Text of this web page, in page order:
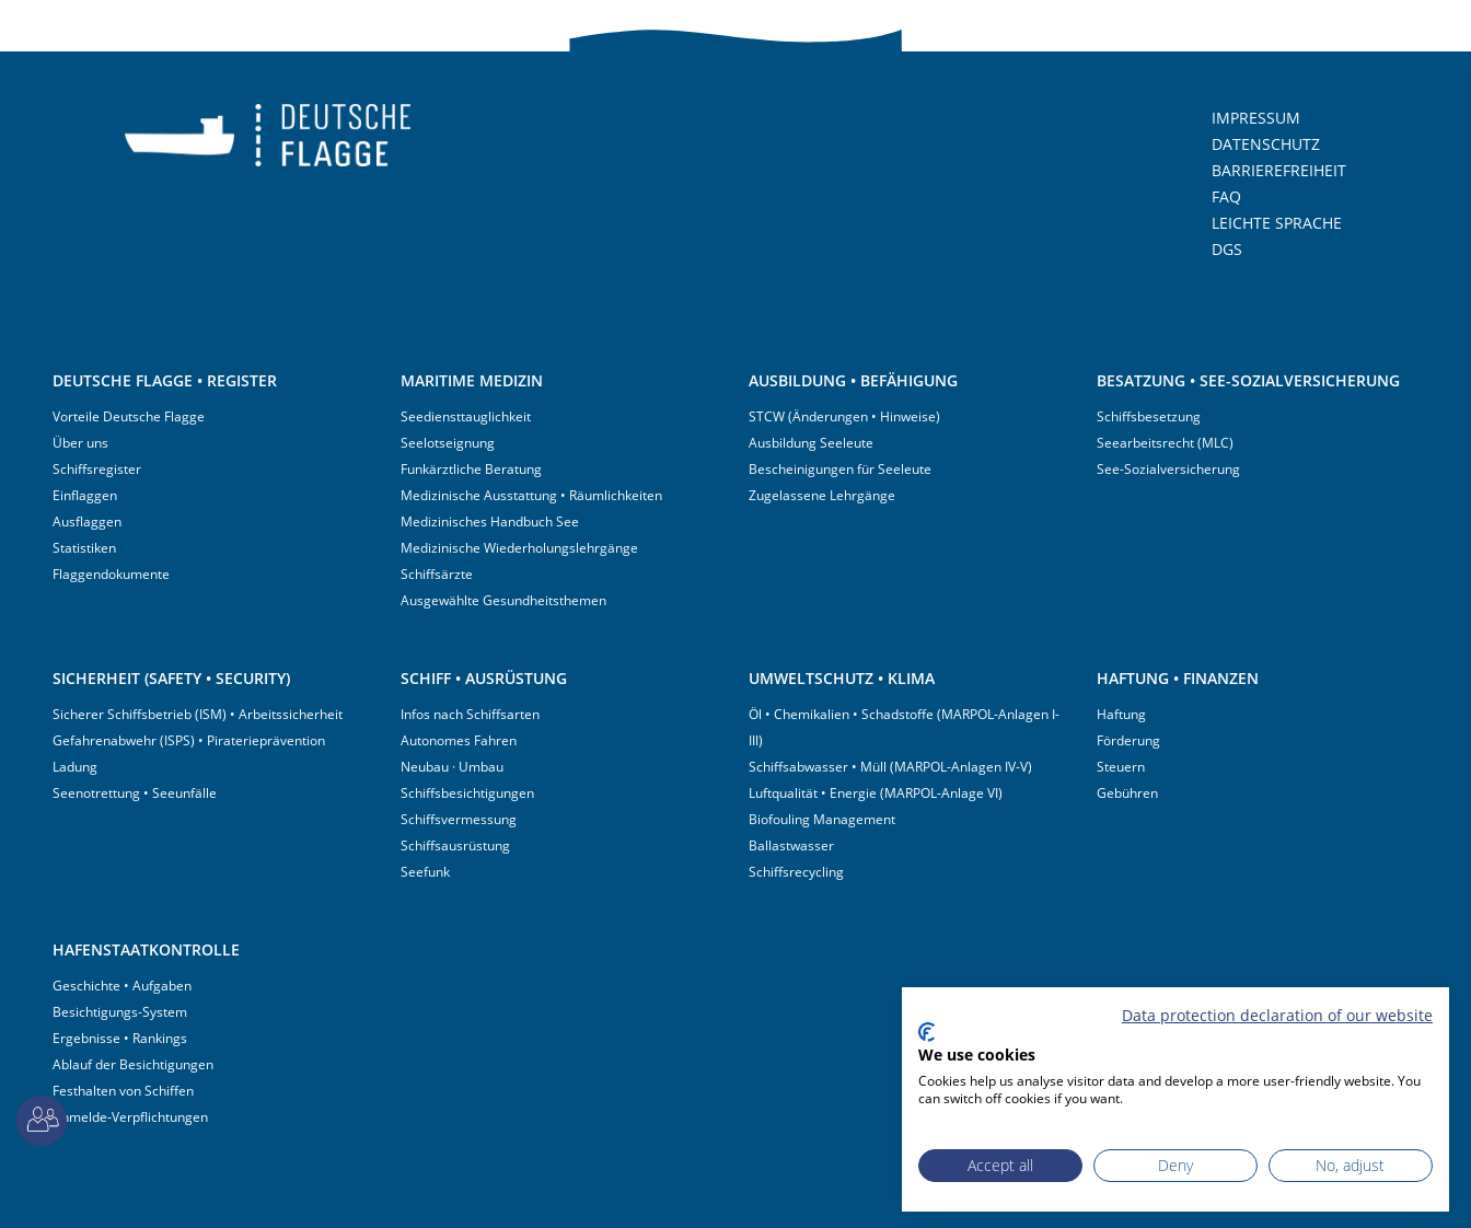
IMPRESSUM
DATENSCHUTZ
BARRIEREFREIHEIT
FAQ
LEICHTE SPRACHE
DGS
DEUTSCHE FLAGGE • REGISTER
Vorteile Deutsche Flagge
Über uns
Schiffsregister
Einflaggen
Ausflaggen
Statistiken
Flaggendokumente
MARITIME MEDIZIN
Seediensttauglichkeit
Seelotseignung
Funkärztliche Beratung
Medizinische Ausstattung • Räumlichkeiten
Medizinisches Handbuch See
Medizinische Wiederholungslehrgänge
Schiffsärzte
Ausgewählte Gesundheitsthemen
AUSBILDUNG • BEFÄHIGUNG
STCW (Änderungen • Hinweise)
Ausbildung Seeleute
Bescheinigungen für Seeleute
Zugelassene Lehrgänge
BESATZUNG • SEE-SOZIALVERSICHERUNG
Schiffsbesetzung
Seearbeitsrecht (MLC)
See-Sozialversicherung
SICHERHEIT (SAFETY • SECURITY)
Sicherer Schiffsbetrieb (ISM) • Arbeitssicherheit
Gefahrenabwehr (ISPS) • Piraterieprävention
Ladung
Seenotrettung • Seeunfälle
SCHIFF • AUSRÜSTUNG
Infos nach Schiffsarten
Autonomes Fahren
Neubau · Umbau
Schiffsbesichtigungen
Schiffsvermessung
Schiffsausrüstung
Seefunk
UMWELTSCHUTZ • KLIMA
Öl • Chemikalien • Schadstoffe (MARPOL-Anlagen I-
III)
Schiffsabwasser • Müll (MARPOL-Anlagen IV-V)
Luftqualität • Energie (MARPOL-Anlage VI)
Biofouling Management
Ballastwasser
Schiffsrecycling
HAFTUNG • FINANZEN
Haftung
Förderung
Steuern
Gebühren
HAFENSTAATKONTROLLE
Geschichte • Aufgaben
Besichtigungs-System
Ergebnisse • Rankings
Ablauf der Besichtigungen
Festhalten von Schiffen
Anmelde-Verpflichtungen
Data protection declaration of our website
We use cookies
Cookies help us analyse visitor data and develop a more user-friendly website. You
can switch off cookies if you want.
Accept all Deny No, adjust